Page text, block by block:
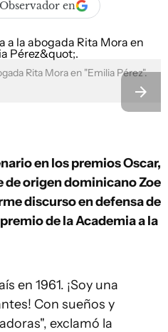
en
Rita Mora en "Emilia Pérez".
en los premios Oscar,
origen dominicano Zoe
discurso en defensa de
de la Academia a la
en 1961. ¡Soy una
Con sueños y
exclamó la